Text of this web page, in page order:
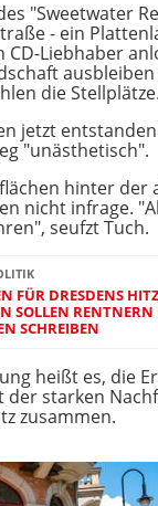
"Sweetwater
- ein
CD-Liebhaber
die Stellplätze.
jetzt
"unästhetisch".
hinter der
nicht infrage.
seufzt Tuch.
FÜR DRESDENS
SOLLEN
SCHREIBEN
heißt es, die
starken
zusammen.